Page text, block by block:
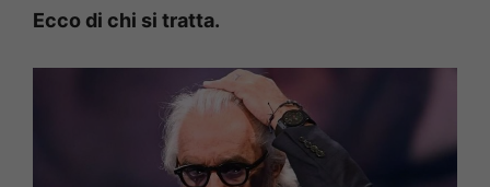
Ecco di chi si tratta.